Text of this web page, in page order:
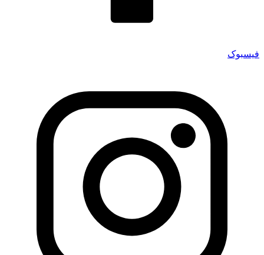
فیسبوک